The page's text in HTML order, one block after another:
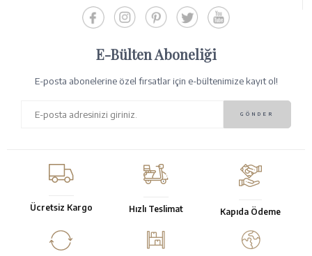
E-Bülten Aboneliği
E-posta abonelerine özel fırsatlar için e-bültenimize kayıt ol!
Ücretsiz Kargo Hızlı Teslimat Kapıda Ödeme